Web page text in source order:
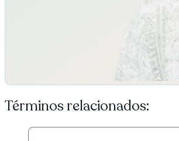
Términos relacionados: